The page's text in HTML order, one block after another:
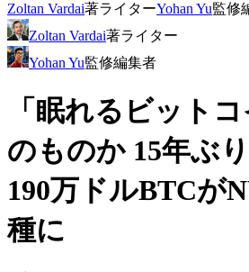
Zoltan Vardai著ライターYohan Yu監修
Zoltan Vardai著ライター
Yohan Yu監修編集者
「眠れるビット
のものか 15年ぶ
190万ドルBTCが
種に